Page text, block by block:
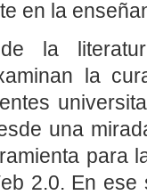
en la
la
la
una
para
2.0. En ese